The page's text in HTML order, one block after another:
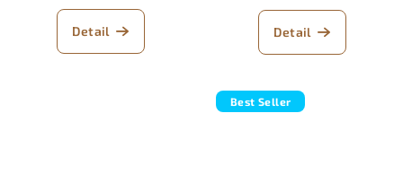
Detail Detail
Best Seller